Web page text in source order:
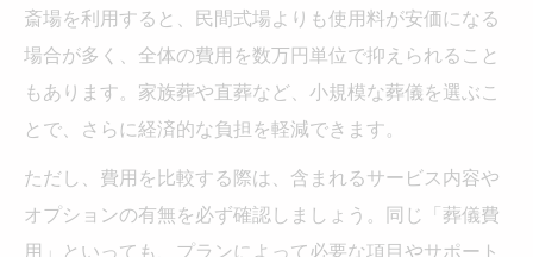
斎場を利用すると、民間式場よりも使用料が安価になる
場合が多く、全体の費用を数万円単位で抑えられること
もあります。家族葬や直葬など、小規模な葬儀を選ぶこ
とで、さらに経済的な負担を軽減できます。
ただし、費用を比較する際は、含まれるサービス内容や
オプションの有無を必ず確認しましょう。同じ「葬儀費
用」といっても、プランによって必要な項目やサポート